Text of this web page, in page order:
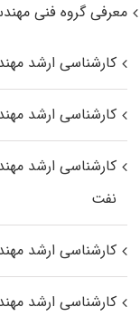
معرفی گروه فنی
کارشناسی ارشد
کارشناسی ارشد
کارشناسی ارشد
نفت
کارشناسی ارشد
کارشناسی ارشد